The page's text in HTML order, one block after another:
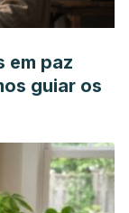
em paz
guiar os